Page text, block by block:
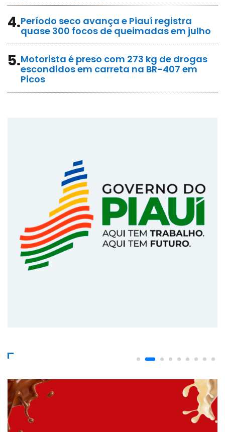
4.Período seco avança e Piauí registra
quase 300 focos de queimadas em julho
5.Motorista é preso com 273 kg de drogas
escondidos em carreta na BR-407 em
Picos